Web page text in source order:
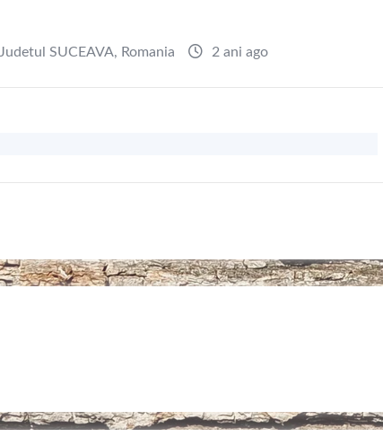
Judetul SUCEAVA, Romania 2 ani ago